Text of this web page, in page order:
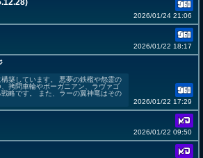
2026/01/24 21:06
2026/01/22 18:17
築しています。 悪夢の鉄檻や怨霊の
拷問車輪やボーガニアン、ラヴァゴ
略です。 また、ラーの翼神竜はその
2026/01/22 17:29
2026/01/22 09:50